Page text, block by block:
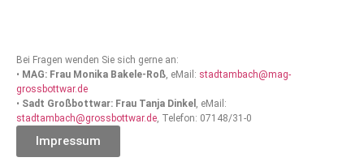
Bei Fragen wenden Sie sich gerne an:
• MAG: Frau Monika Bakele-Roß, eMail: stadtambach@mag-
grossbottwar.de
• Sadt Großbottwar: Frau Tanja Dinkel , eMail:
stadtambach@grossbottwar.de, Telefon: 07148/31-0
Impressum